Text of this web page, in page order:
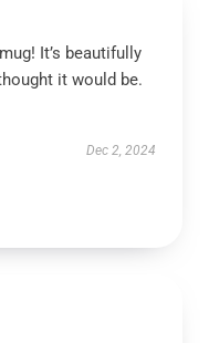
It’s beautifully
it would be.
Dec 2, 2024